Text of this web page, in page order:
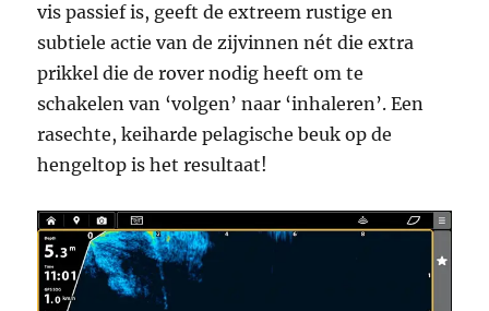
vis passief is, geeft de extreem rustige en
subtiele actie van de zijvinnen nét die extra
prikkel die de rover nodig heeft om te
schakelen van ‘volgen’ naar ‘inhaleren’. Een
rasechte, keiharde pelagische beuk op de
hengeltop is het resultaat!